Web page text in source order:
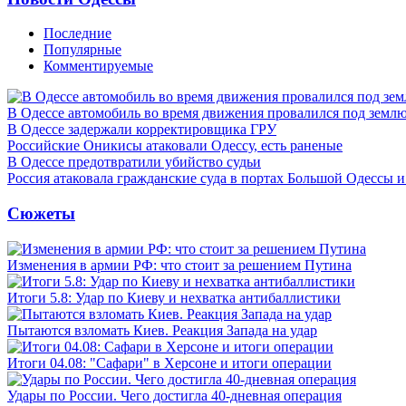
Последние
Популярные
Комментируемые
В Одессе автомобиль во время движения провалился под
В Одессе задержали корректировщика ГРУ
Российские Оникисы атаковали Одессу, есть раненые
В Одессе предотвратили убийство судьи
Россия атаковала гражданские суда в портах Большой Одессы
Сюжеты
Изменения в армии РФ: что стоит за решением Путина
Итоги 5.8: Удар по Киеву и нехватка антибаллистики
Пытаются взломать Киев. Реакция Запада на удар
Итоги 04.08: "Сафари" в Херсоне и итоги операции
Удары по России. Чего достигла 40-дневная операция